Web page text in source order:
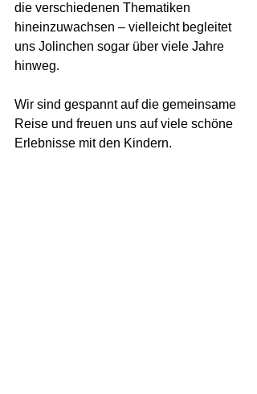
die verschiedenen Thematiken
hineinzuwachsen – vielleicht begleitet
uns Jolinchen sogar über viele Jahre
hinweg.
Wir sind gespannt auf die gemeinsame
Reise und freuen uns auf viele schöne
Erlebnisse mit den Kindern.